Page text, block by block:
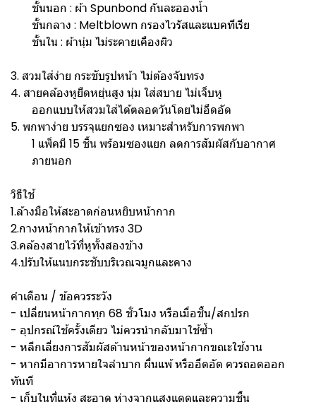
ชั้นนอก : ผ้า Spunbond กันละอองน้ำ
ชั้นกลาง : Meltblown กรองไวรัสและแบคทีเรีย
ชั้นใน : ผ้านุ่ม ไม่ระคายเคืองผิว
3. สวมใส่ง่าย กระชับรูปหน้า ไม่ต้องจับทรง
4. สายคล้องหูยืดหยุ่นสูง นุ่ม ใส่สบาย ไม่เจ็บหู
ออกแบบให้สวมใส่ได้ตลอดวันโดยไม่อึดอัด
5. พกพาง่าย บรรจุแยกซอง เหมาะสำหรับการพกพา
1 แพ็คมี 15 ชิ้น พร้อมซองแยก ลดการสัมผัสกับอากาศ
ภายนอก
วิธีใช้
1.ล้างมือให้สะอาดก่อนหยิบหน้ากาก
2.กางหน้ากากให้เข้าทรง 3D
3.คล้องสายไว้ที่หูทั้งสองข้าง
4.ปรับให้แนบกระชับบริเวณจมูกและคาง
คำเตือน / ข้อควรระวัง
- เปลี่ยนหน้ากากทุก 68 ชั่วโมง หรือเมื่อชื้น/สกปรก
- อุปกรณ์ใช้ครั้งเดียว ไม่ควรนำกลับมาใช้ซ้ำ
- หลีกเลี่ยงการสัมผัสด้านหน้าของหน้ากากขณะใช้งาน
- หากมีอาการหายใจลำบาก ผื่นแพ้ หรืออึดอัด ควรถอดออก
ทันที
- เก็บในที่แห้ง สะอาด ห่างจากแสงแดดและความชื้น